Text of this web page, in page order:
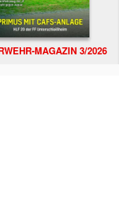
MAGAZIN 3/2026